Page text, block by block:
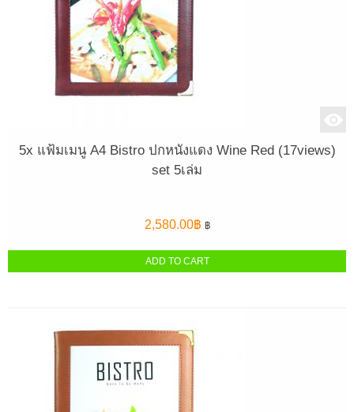
5x แฟ้มเมนู A4 Bistro ปกหนังแดง Wine Red (17views)
set 5เล่ม
2,580.00฿ ฿
ADD TO CART